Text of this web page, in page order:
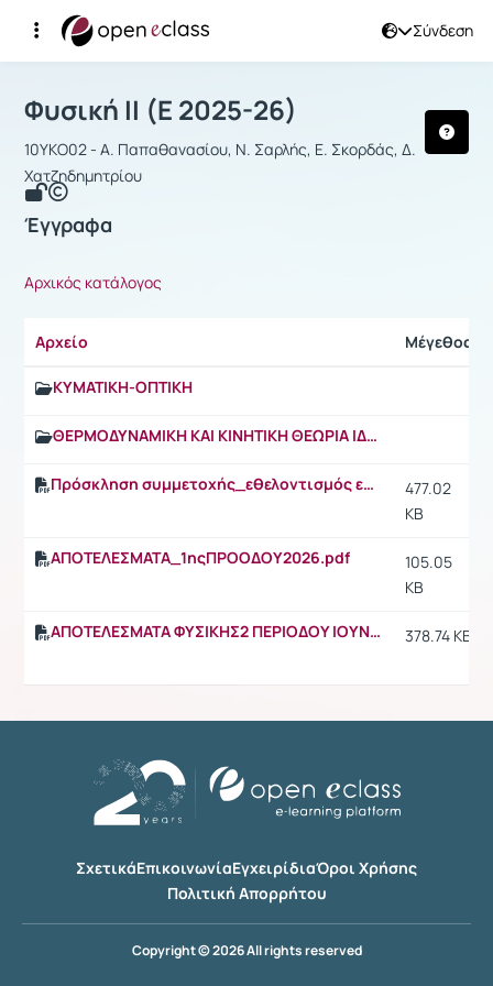
Σύνδεση
Αρχική Σελίδα
Μάθημα : Φυσική ΙΙ
Φυσική ΙΙ (Ε 2025-26)
10ΥΚΟ02 - Α. Παπαθανασίου, Ν. Σαρλής, Ε. Σκορδάς, Δ.
Χατζηδημητρίου
Έγγραφα
Αρχικός κατάλογος
Αρχείο Μέγεθος
KYMATIKH-ΟΠΤΙΚΗ
ΘΕΡΜΟΔΥΝΑΜΙΚΗ ΚΑΙ ΚΙΝΗΤΙΚΗ ΘΕΩΡΙΑ ΙΔΑΝΙΚΩΝ ΑΕΡΙΩΝ
Πρόσκληση συμμετοχής_εθελοντισμός εαρινό 25-26.pdf
477.02
KB
ΑΠΟΤΕΛΕΣΜΑΤΑ_1ηςΠΡΟΟΔΟΥ2026.pdf
105.05
KB
ΑΠΟΤΕΛΕΣΜΑΤΑ ΦΥΣΙΚΗΣ2 ΠΕΡΙΟΔΟΥ ΙΟΥΝΙΟΥ2026 378.74 KB
ΣχετικάΕπικοινωνίαΕγχειρίδιαΌροι Χρήσης
Πολιτική Απορρήτου
Copyright © 2026 All rights reserved